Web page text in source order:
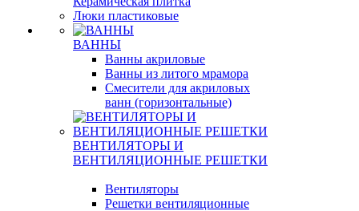
Люки пластиковые
ВАННЫ
Ванны акриловые
Ванны из литого мрамора
Смесители для акриловых
ванн (горизонтальные)
ВЕНТИЛЯТОРЫ И
ВЕНТИЛЯЦИОННЫЕ РЕШЕТКИ
Вентиляторы
Решетки вентиляционные